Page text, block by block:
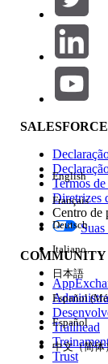
Área de
Impacto do
Edição
Experiência
SALESFORCE
Termos de
Diretrizes
Centro de
COMMUNITY
Trailhead
Trust
English
Français
Deutsch
Italiano
日本語
Español
Español
中文（简体